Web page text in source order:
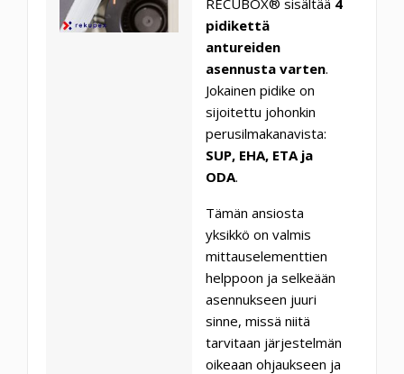
RECUBOX® sisältää 4
pidikettä
antureiden
asennusta varten.
Jokainen pidike on
sijoitettu johonkin
perusilmakanavista:
SUP, EHA, ETA ja
ODA.
Tämän ansiosta
yksikkö on valmis
mittauselementtien
helppoon ja selkeään
asennukseen juuri
sinne, missä niitä
tarvitaan järjestelmän
oikeaan ohjaukseen ja